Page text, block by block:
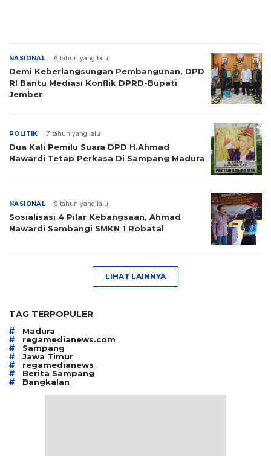
NASIONAL 6 tahun yang lalu
Demi Keberlangsungan Pembangunan, DPD
RI Bantu Mediasi Konflik DPRD-Bupati
Jember
POLITIK 7 tahun yang lalu
Dua Kali Pemilu Suara DPD H.Ahmad
Nawardi Tetap Perkasa Di Sampang Madura
NASIONAL 9 tahun yang lalu
Sosialisasi 4 Pilar Kebangsaan, Ahmad
Nawardi Sambangi SMKN 1 Robatal
LIHAT LAINNYA
TAG TERPOPULER
# Madura
# regamedianews.com
# Sampang
# Jawa Timur
# regamedianews
# Berita Sampang
# Bangkalan